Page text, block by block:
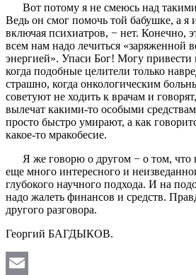
Вот потому я не смеюсь над
Ведь он смог помочь той бабушке, а я
включая психиатров, − нет. Конечно,
всем нам надо лечиться «заряженной
энергией». Упаси Бог! Могу
когда подобные целители только
страшно, когда онкологическим
советуют не ходить к врачам и
вылечат какими-то особыми
просто быстро умирают, а как
какое-то мракобесие.
Я же говорю о другом − о том, что
еще много интересного и
глубокого научного подхода. И на
надо жалеть финансов и средств.
другого разговора.
Георгий БАГДЫКОВ.